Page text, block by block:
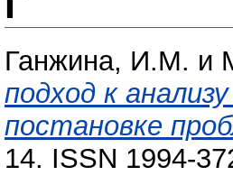
Ганжина, И.М. и
подход к
постановке
14. ISSN 1994-